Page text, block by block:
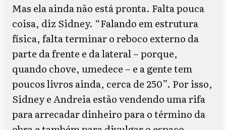
Mas ela ainda não está pronta. Falta pouca
coisa, diz Sidney. “Falando em estrutura
física, falta terminar o reboco externo da
parte da frente e da lateral – porque,
quando chove, umedece – e a gente tem
poucos livros ainda, cerca de 250”. Por isso,
Sidney e Andreia estão vendendo uma rifa
para arrecadar dinheiro para o término da